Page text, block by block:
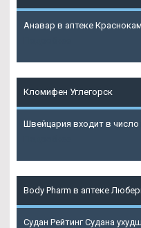
Анавар в аптеке
Кломифен Углегорск
Швейцария входит в
Body Pharm в аптеке
Судан Рейтинг Судана